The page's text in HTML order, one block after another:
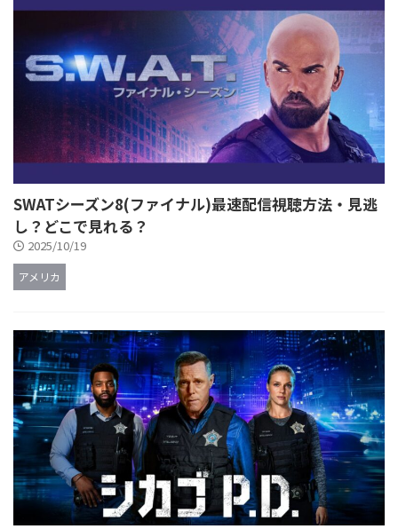
SWATシーズン8(ファイナル)最速配信視聴方法・見逃
し？どこで見れる？
2025/10/19
アメリカ